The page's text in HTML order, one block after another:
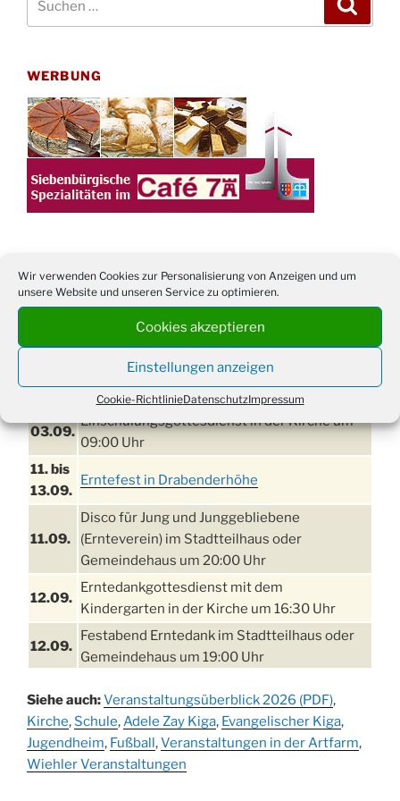
Wir verwenden Cookies zur Personalisierung von Anzeigen und um
unsere Website und unseren Service zu optimieren.
Cookies akzeptieren
Einstellungen anzeigen
Cookie-RichtlinieDatenschutzImpressum
nach:
WERBUNG
TERMINE
28.8.
Sommerfreizeit der Ev. Jugend in Berlin für
Kinder ab 13 Jahren
29.08.
Damen Doppel - Turnier des TC77 am
Tennisplatz
03.09.
Einschulungsgottesdienst in der Kirche um
09:00 Uhr
11. bis
13.09.
Erntefest in Drabenderhöhe
11.09.
Disco für Jung und Junggebliebene
(Ernteverein) im Stadtteilhaus oder
Gemeindehaus um 20:00 Uhr
12.09.
Erntedankgottesdienst mit dem
Kindergarten in der Kirche um 16:30 Uhr
12.09.
Festabend Erntedank im Stadtteilhaus oder
Gemeindehaus um 19:00 Uhr
13.09.
Stadtteilhaus um 14:00 Uhr
19.09.
Schlagerabend im Stadtteilhaus
Drabenderhöhe
Siehe auch:Veranstaltungsüberblick 2026 (PDF),
Kirche, Schule,Adele Zay Kiga, Evangelischer Kiga,
Jugendheim, Fußball ,Veranstaltungen in der Artfarm,
Wiehler Veranstaltungen